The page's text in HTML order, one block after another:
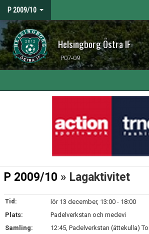
P 2009/10
Helsingborg Östra IF
P07-09
DOKUMENT
P 2009/10 » Lagaktivitet
Tid:
lör 13 december, 13:00 - 18:00
Plats:
Padelverkstan och medevi
Samling:
12:45, Padelverkstan (ättekulla)